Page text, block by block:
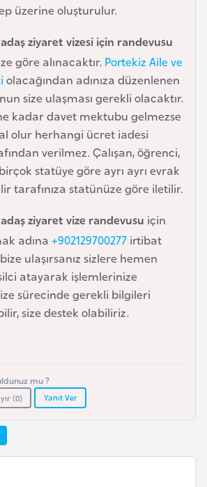
üzerine oluşturulur.
ziyaret vizesi için randevusu
göre alınacaktır. Portekiz Aile ve
olacağından adınıza düzenlenen
size ulaşması gerekli olacaktır.
kadar davet mektubu gelmezse
olur herhangi ücret iadesi
verilmez. Çalışan, öğrenci,
statüye göre ayrı ayrı evrak
tarafınıza statünüze göre iletilir.
ziyaret vize randevusu için
adına +902129700277 irtibat
ulaşırsanız sizlere hemen
atayarak işlemlerinize
sürecinde gerekli bilgileri
size destek olabiliriz.
mu ?
(0) Yanıt Ver